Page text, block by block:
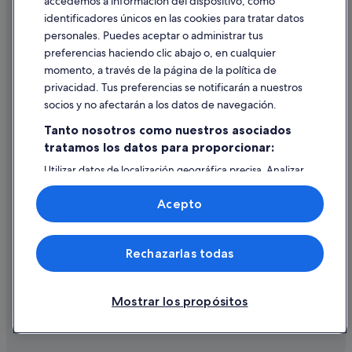
Ayuda
Cancelar un vuelo
Cancelar una reserva de hotel o de un alquiler vacacional
Utilizar un cupón de Expedia
Documentos para viajes internacionales
© 2026 Expedia, Inc., una empresa de Expedia Group. Todos los
derechos reservados. Expedia y el logotipo de Expedia son marcas
comerciales o marcas comerciales registradas de Expedia, Inc.
identificadores únicos en las cookies para tratar datos
personales. Puedes aceptar o administrar tus
preferencias haciendo clic abajo o, en cualquier
momento, a través de la página de la política de
privacidad. Tus preferencias se notificarán a nuestros
socios y no afectarán a los datos de navegación.
Tanto nosotros como nuestros asociados
tratamos los datos para proporcionar:
Utilizar datos de localización geográfica precisa. Analizar
activamente las características del dispositivo para su
identificación. Almacenar la información en un dispositivo
y/o acceder a ella. Publicidad y contenido personalizados,
medición de publicidad y contenido, investigación de
audiencia y desarrollo de servicios.
Lista de asociados (proveedores)
Mostrar los propósitos
Rechazarlas todas
Acepto